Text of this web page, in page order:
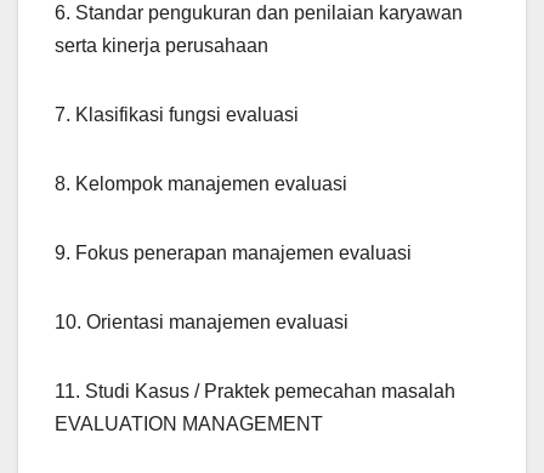
6. Standar pengukuran dan penilaian karyawan
serta kinerja perusahaan
7. Klasifikasi fungsi evaluasi
8. Kelompok manajemen evaluasi
9. Fokus penerapan manajemen evaluasi
10. Orientasi manajemen evaluasi
11. Studi Kasus / Praktek pemecahan masalah
EVALUATION MANAGEMENT